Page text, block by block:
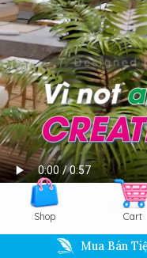
Info
Shop Cart
Mua Bán